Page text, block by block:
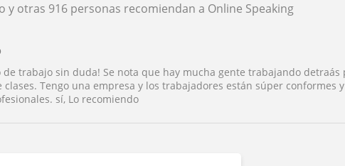
y otras 916 personas recomiendan a Online Speaking
de trabajo sin duda! Se nota que hay mucha gente trabajando
clases. Tengo una empresa y los trabajadores están súper conformes
sí, Lo recomiendo